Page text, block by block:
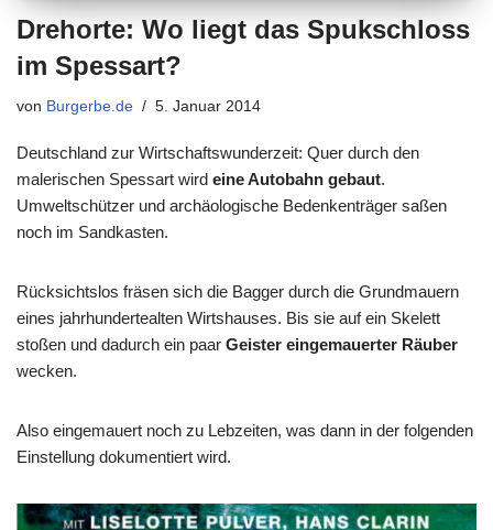
Drehorte: Wo liegt das Spukschloss
im Spessart?
von Burgerbe.de 5. Januar 2014
Deutschland zur Wirtschaftswunderzeit: Quer durch den
malerischen Spessart wird eine Autobahn gebaut.
Umweltschützer und archäologische Bedenkenträger saßen
noch im Sandkasten.
Rücksichtslos fräsen sich die Bagger durch die Grundmauern
eines jahrhundertealten Wirtshauses. Bis sie auf ein Skelett
stoßen und dadurch ein paar Geister eingemauerter Räuber
wecken.
Also eingemauert noch zu Lebzeiten, was dann in der folgenden
Einstellung dokumentiert wird.